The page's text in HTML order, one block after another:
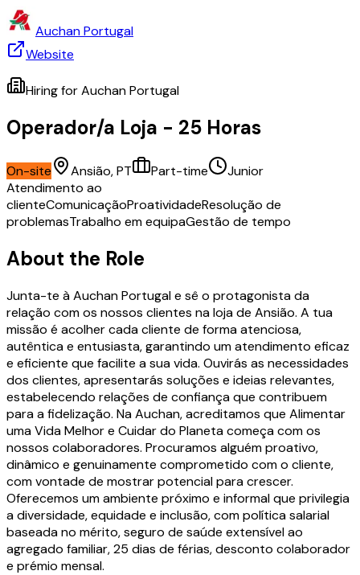
Auchan Portugal
Website
Hiring forAuchan Portugal
Operador/a Loja - 25 Horas
On-site Ansião, PT Part-time
Junior
Atendimento ao
clienteComunicaçãoProatividadeResolução de
problemasTrabalho em equipaGestão de tempo
About the Role
Junta-te à Auchan Portugal e sê o protagonista da
relação com os nossos clientes na loja de Ansião. A tua
missão é acolher cada cliente de forma atenciosa,
autêntica e entusiasta, garantindo um atendimento eficaz
e eficiente que facilite a sua vida. Ouvirás as necessidades
dos clientes, apresentarás soluções e ideias relevantes,
estabelecendo relações de confiança que contribuem
para a fidelização. Na Auchan, acreditamos que Alimentar
uma Vida Melhor e Cuidar do Planeta começa com os
nossos colaboradores. Procuramos alguém proativo,
dinâmico e genuinamente comprometido com o cliente,
com vontade de mostrar potencial para crescer.
Oferecemos um ambiente próximo e informal que privilegia
a diversidade, equidade e inclusão, com política salarial
baseada no mérito, seguro de saúde extensível ao
agregado familiar, 25 dias de férias, desconto colaborador
e prémio mensal.